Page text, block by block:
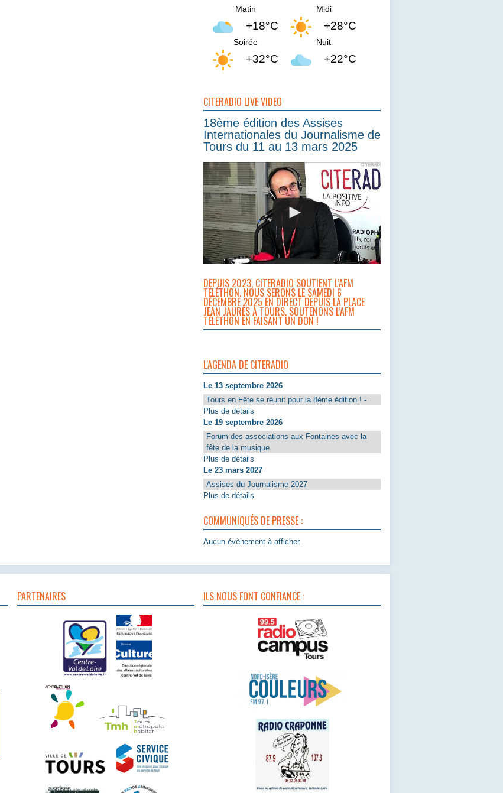
Matin
+18°C
Midi
+28°C
Soirée
+32°C
Nuit
+22°C
CITERADIO LIVE VIDEO
18ème édition des Assises
Internationales du Journalisme de
Tours du 11 au 13 mars 2025
DEPUIS 2023, CITERADIO SOUTIENT L’AFM
TÉLÉTHON. NOUS SERONS LE SAMEDI 6
DÉCEMBRE 2025 EN DIRECT DEPUIS LA PLACE
JEAN JAURÈS À TOURS. SOUTENONS L’AFM
TÉLÉTHON EN FAISANT UN DON !
L'AGENDA DE CITERADIO
Le 13 septembre 2026
Tours en Fête se réunit pour la 8ème édition ! -
Plus de détails
Le 19 septembre 2026
Forum des associations aux Fontaines avec la
fête de la musique
Plus de détails
Le 23 mars 2027
Assises du Journalisme 2027
Plus de détails
COMMUNIQUÉS DE PRESSE :
Aucun évènement à afficher.
PARTENAIRES ILS NOUS FONT CONFIANCE :